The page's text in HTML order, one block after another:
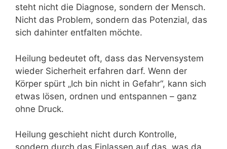
steht nicht die Diagnose, sondern der Mensch.
Nicht das Problem, sondern das Potenzial, das
sich dahinter entfalten möchte.
Heilung bedeutet oft, dass das Nervensystem
wieder Sicherheit erfahren darf. Wenn der
Körper spürt „Ich bin nicht in Gefahr“, kann sich
etwas lösen, ordnen und entspannen – ganz
ohne Druck.
Heilung geschieht nicht durch Kontrolle,
sondern durch das Einlassen auf das, was da